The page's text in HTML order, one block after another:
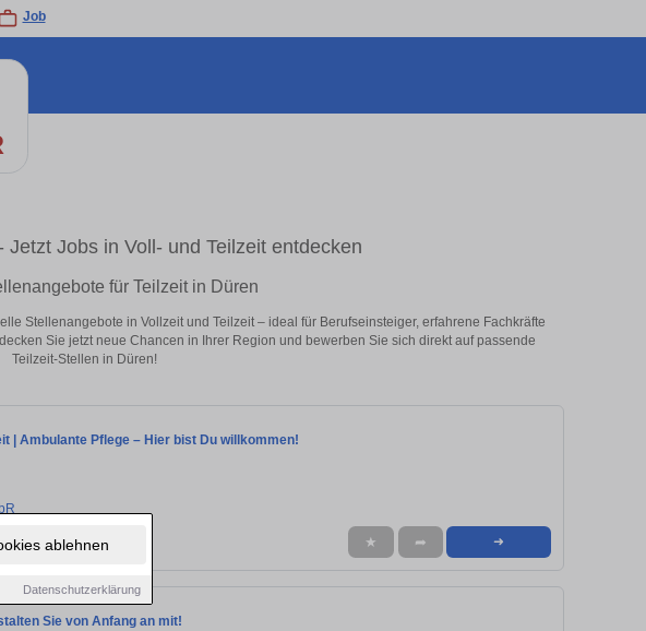
ablehnen
Datenschutzerklärung
Job
Jetzt Jobs in Voll- und Teilzeit entdecken
für Teilzeit in Düren
Stellenangebote in Vollzeit und Teilzeit – ideal für Berufseinsteiger, erfahrene Fachkräfte
Sie jetzt neue Chancen in Ihrer Region und bewerben Sie sich direkt auf passende
Teilzeit-Stellen in Düren!
| Ambulante Pflege – Hier bist Du willkommen!
★ ➦ ➜
Sie von Anfang an mit!